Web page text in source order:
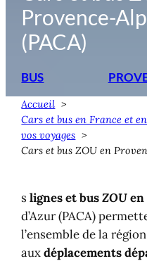
Provence-
(PACA)
BUS
Accueil
Cars et bus en France et
vos voyages
Cars et bus ZOU en
slignes et busZOUen
d’Azur (PACA)
l’ensemble de la
auxdéplacements